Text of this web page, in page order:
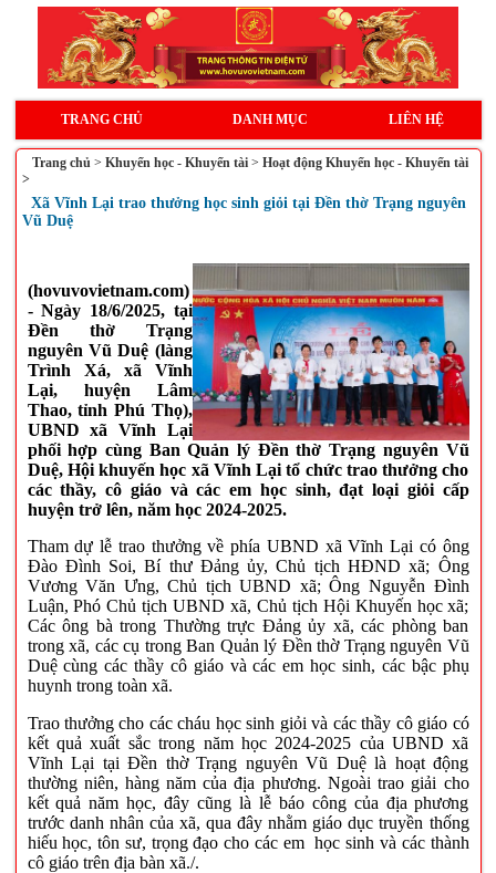
TRANG CHỦ DANH MỤC LIÊN HỆ
Trang chủ > Khuyến học - Khuyến tài> Hoạt động Khuyến học - Khuyến tài
>
Xã Vĩnh Lại trao thưởng học sinh giỏi tại Đền thờ Trạng nguyên
Vũ Duệ
(hovuvovietnam.com)
- Ngày 18/6/2025, tại
Đền thờ Trạng
nguyên Vũ Duệ (làng
Trình Xá, xã Vĩnh
Lại, huyện Lâm
Thao, tỉnh Phú Thọ),
UBND xã Vĩnh Lại
phối hợp cùng Ban Quản lý Đền thờ Trạng nguyên Vũ
Duệ, Hội khuyến học xã Vĩnh Lại tổ chức trao thưởng cho
các thầy, cô giáo và các em học sinh, đạt loại giỏi cấp
huyện trở lên, năm học 2024-2025.
Tham dự lễ trao thưởng về phía UBND xã Vĩnh Lại có ông
Đào Đình Soi, Bí thư Đảng ủy, Chủ tịch HĐND xã; Ông
Vương Văn Ưng, Chủ tịch UBND xã; Ông Nguyễn Đình
Luận, Phó Chủ tịch UBND xã, Chủ tịch Hội Khuyến học xã;
Các ông bà trong Thường trực Đảng ủy xã, các phòng ban
trong xã, các cụ trong Ban Quản lý Đền thờ Trạng nguyên Vũ
Duệ cùng các thầy cô giáo và các em học sinh, các bậc phụ
huynh trong toàn xã.
Trao thưởng cho các cháu học sinh giỏi và các thầy cô giáo có
kết quả xuất sắc trong năm học 2024-2025 của UBND xã
Vĩnh Lại tại Đền thờ Trạng nguyên Vũ Duệ là hoạt động
thường niên, hàng năm của địa phương. Ngoài trao giải cho
kết quả năm học, đây cũng là lễ báo công của địa phương
trước danh nhân của xã, qua đây nhằm giáo dục truyền thống
hiếu học, tôn sư, trọng đạo cho các em học sinh và các thành
cô giáo trên địa bàn xã./.